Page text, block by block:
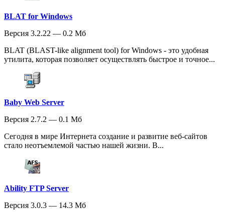
BLAT for Windows
Версия 3.2.22 — 0.2 Мб
BLAT (BLAST-like alignment tool) for Windows - это удобная
утилита, которая позволяет осуществлять быстрое и точное...
Baby Web Server
Версия 2.7.2 — 0.1 Мб
Сегодня в мире Интернета создание и развитие веб-сайтов
стало неотъемлемой частью нашей жизни. В...
Ability FTP Server
Версия 3.0.3 — 14.3 Мб